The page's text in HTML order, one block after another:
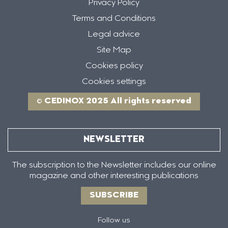
Privacy Policy
Terms and Conditions
Legal advice
Site Map
Cookies policy
Cookies settings
© CEDINOX 2025 All rights reserved
NEWSLETTER
The subscription to the Newsletter includes our online
magazine and other interesting publications
SUBSCRIBE
Follow us